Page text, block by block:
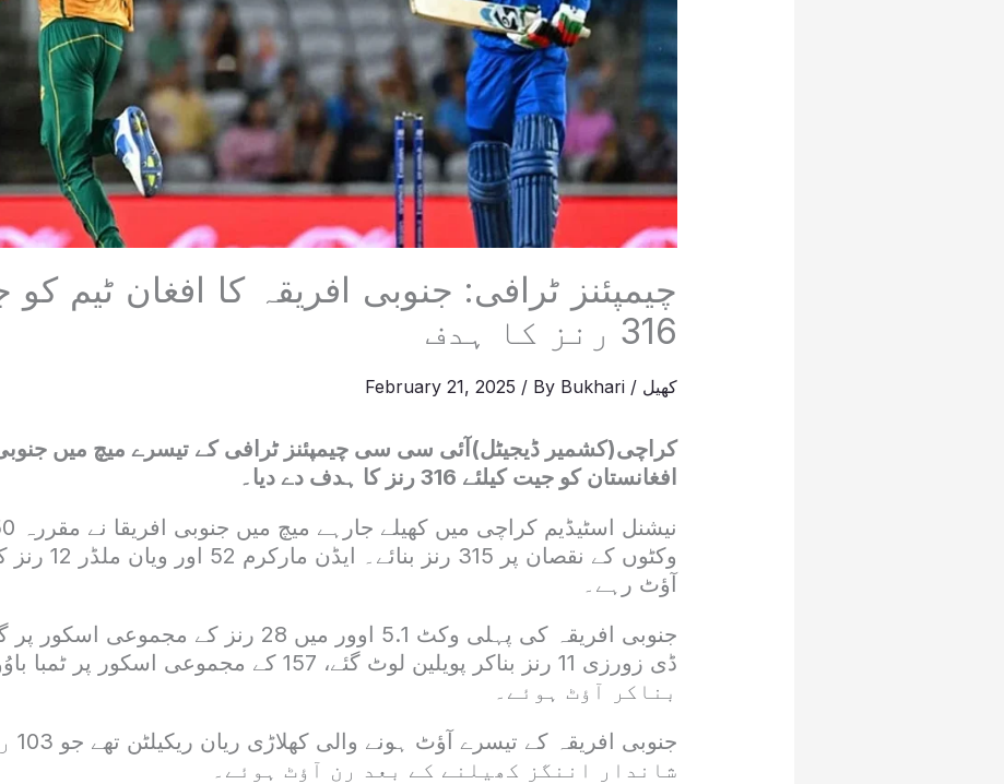
چیمپئنز ٹرافی: جنوبی افریقہ کا افغان ٹیم کو
316 رنز کا ہدف
کھیل /
February 21, 2025 / By Bukhari
کراچی(کشمیر ڈیجیٹل)آئی سی سی چیمپئنز ٹرافی کے تیسرے میچ میں
افغانستان کو جیت کیلئے 316 رنز کا ہدف دے دیا۔
وکٹوں کے نقصان پر 315
آؤٹ رہے۔
جنوبی افریقہ کی پہلی وکٹ 5.1 اوور میں 28 رنز کے
بناکر آؤٹ ہوئے۔
جنوبی
شاندار اننگز کھیلنے کے بعد رن آؤٹ ہوئے۔